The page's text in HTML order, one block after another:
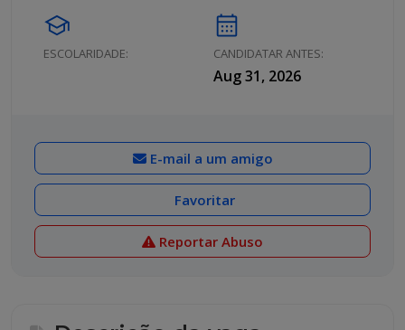
school
ESCOLARIDADE:
calendar_month
CANDIDATAR ANTES:
Aug 31, 2026
E-mail a um amigo
Favoritar
Reportar Abuso